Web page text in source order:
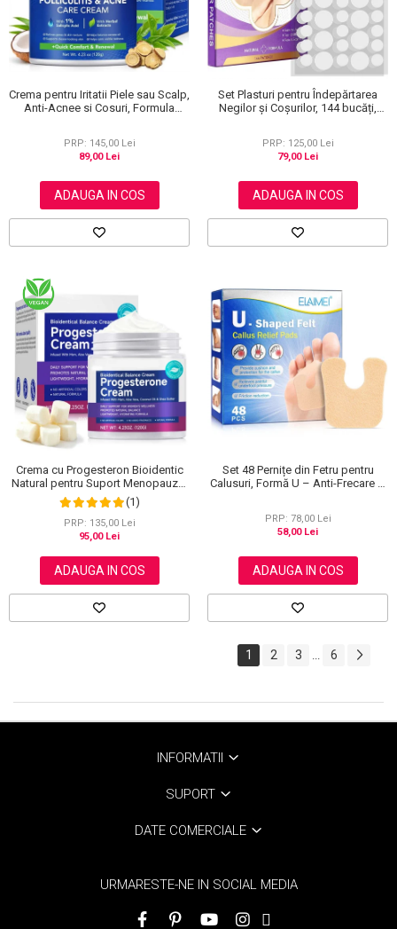
Crema pentru Iritatii Piele sau Scalp,
Anti-Acnee si Cosuri, Formula
PRP: 145,00 Lei
89,00 Lei
ADAUGA IN COS
Set Plasturi pentru Îndepărtarea
Negilor și Coșurilor, 144 bucăți,
PRP: 125,00 Lei
79,00 Lei
ADAUGA IN COS
Crema cu Progesteron Bioidentic
Natural pentru Suport Menopauza,
Menstruatie si Echilibru Hormonal,
120 g
(1)
PRP: 135,00 Lei
95,00 Lei
ADAUGA IN COS
Set 48 Pernițe din Fetru pentru
Calusuri, Formă U – Anti-Frecare și
PRP: 78,00 Lei
58,00 Lei
ADAUGA IN COS
1 2 3 6
INFORMATII
SUPORT
DATE COMERCIALE
URMARESTE-NE IN SOCIAL MEDIA